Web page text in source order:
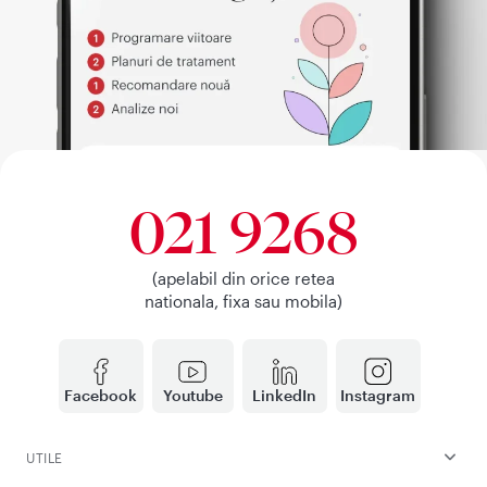
Facebook Youtube LinkedIn Instagram
021 9268
(apelabil din orice retea
nationala, fixa sau mobila)
UTILE